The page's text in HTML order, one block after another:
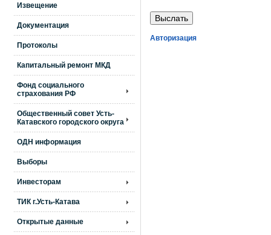
Извещение
Документация
Протоколы
Капитальный ремонт МКД
Фонд социального
страхования РФ
Общественный совет Усть-
Катавского городского округа
ОДН информация
Выборы
Инвесторам
ТИК г.Усть-Катава
Открытые данные
Авторизация